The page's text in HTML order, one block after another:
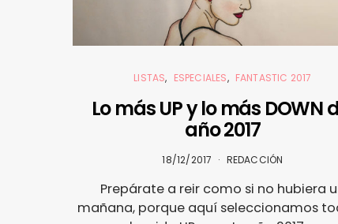
LISTAS ESPECIALES FANTASTIC 2017
Lo más UP y lo más DOWN
año 2017
18/12/2017 REDACCIÓN
Prepárate a reir como si no hubiera
mañana, porque aquí seleccionamos